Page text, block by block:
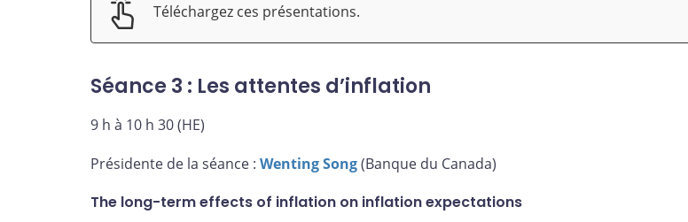
Téléchargez ces présentations.
Séance 3 : Les attentes d’inflation
9 h à 10 h 30 (HE)
Présidente de la séance : Wenting Song(Banque du Canada)
The long-term effects of inflation on inflation expectations